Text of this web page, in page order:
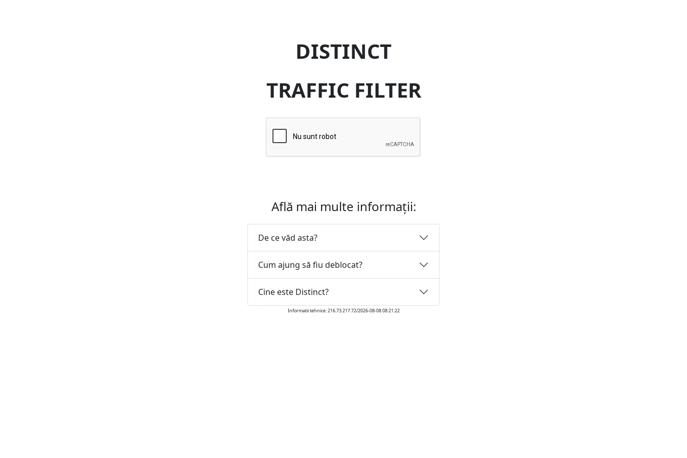
DISTINCT
TRAFFIC FILTER
Află mai multe informații:
De ce văd asta?
Cum ajung să fiu deblocat?
Cine este Distinct?
Informatii tehnice: 216.73.217.72/2026-08-08 08:21:22